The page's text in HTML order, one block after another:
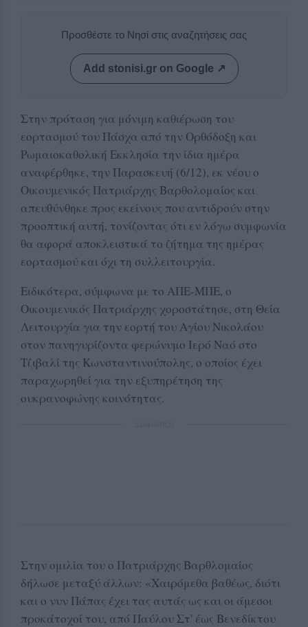
Προσθέστε το Νησί στις αναζητήσεις σας
Add stonisi.gr on Google ↗
Στην πρόταση για μόνιμη καθιέρωση του
εορτασμού του Πάσχα από την Ορθόδοξη και
Ρωμαιοκαθολική Εκκλησία την ίδια ημέρα
αναφέρθηκε, την Παρασκευή (6/12), εκ νέου ο
Οικουμενικός Πατριάρχης Βαρθολομαίος και
απευθύνθηκε προς εκείνους που αντιδρούν στην
προοπτική αυτή, τονίζοντας ότι εν λόγω συμφωνία
θα αφορά αποκλειστικά το ζήτημα της ημέρας
εορτασμού και όχι τη συλλειτουργία.
Ειδικότερα, σύμφωνα με το ΑΠΕ-ΜΠΕ, ο
Οικουμενικός Πατριάρχης χοροστάτησε, στη Θεία
Λειτουργία για την εορτή του Αγίου Νικολάου
στον πανηγυρίζοντα φερώνυμο Ιερό Ναό στο
Τζιβαλί της Κωνσταντινούπολης, ο οποίος έχει
παραχωρηθεί για την εξυπηρέτηση της
ουκρανοφώνης κοινότητας.
Στην ομιλία του ο Πατριάρχης Βαρθλομαίος
δήλωσε μεταξύ άλλων: «Χαιρόμεθα βαθέως, διότι
και ο νυν Πάπας έχει τας αυτάς ως και οι άμεσοι
προκάτοχοί του, από Παύλου Στ' έως Βενεδίκτου